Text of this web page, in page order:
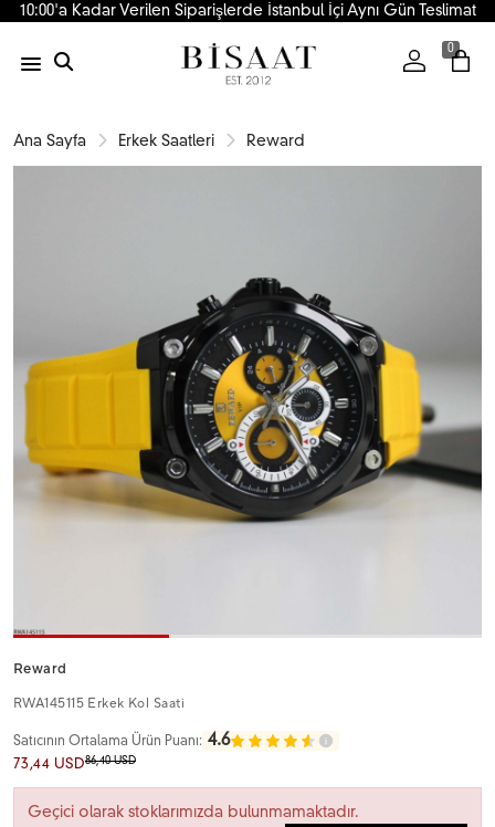
10:00'a Kadar Verilen Siparişlerde İstanbul İçi Aynı Gün Teslimat
0
Ana Sayfa Erkek Saatleri Reward
Reward
RWA145115 Erkek Kol Saati
Satıcının Ortalama Ürün Puanı: 4.6
73,44 USD86,40 USD
Geçici olarak stoklarımızda bulunmamaktadır.